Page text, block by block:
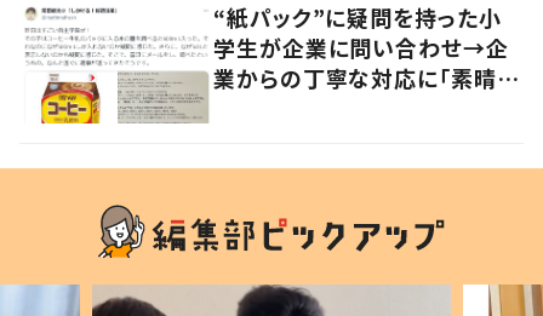
“紙パック”に疑問を持った小
学生が企業に問い合わせ→企
業からの丁寧な対応に「素晴ら